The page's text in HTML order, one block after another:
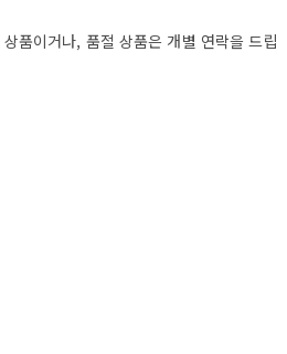
품이거나, 품절 상품은 개별 연락을 드립